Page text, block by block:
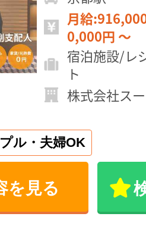
月給:916,000円 ～
0,000円 ～
宿泊施設/レ
ト
株式会社ス
ル・夫婦OK
を見る